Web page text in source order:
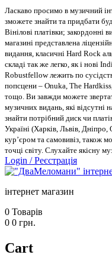
Ласкаво просимо в музичний
зможете знайти та придбати
Вінілові платівки; закордонні
магазині представлена
видання, класичні Hard Rock
складі так же легко, як і нові
Robustfellow лежить по
попсцени – Onuka, The
тощо. Ви завжди можете
музичних видань, які відсутні
знайти потрібний диск чи
Україні (Харків, Львів,
кур’єром та самовивіз, також
точці світу. Слухайте якісну
Login /Реєстрація
інтернет магазин
0 Товарів
0 0 грн.
Cart